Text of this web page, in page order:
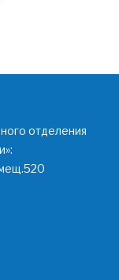
отделения